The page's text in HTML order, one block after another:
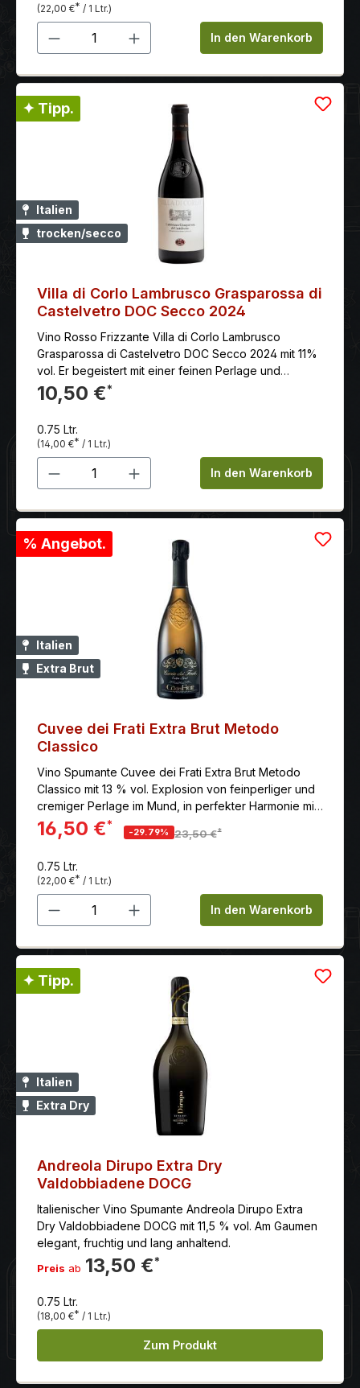
(22,00 €* / 1 Ltr.)
Produkt Anzahl: Gib denIn den Warenkorb
✦ Tipp.
Italien
trocken/secco
Villa di Corlo Lambrusco Grasparossa di
Castelvetro DOC Secco 2024
Vino Rosso Frizzante Villa di Corlo Lambrusco
Grasparossa di Castelvetro DOC Secco 2024 mit 11%
vol. Er begeistert mit einer feinen Perlage und
geschmeidigen Fruchtnoten, die an Sauerkirschen
und Kräuter erinnern. Herrlich fruchtig und frisch
10,50 €*
0.75 Ltr.
(14,00 €* / 1 Ltr.)
Produkt Anzahl: Gib denIn den Warenkorb
% Angebot.
Italien
Extra Brut
Cuvee dei Frati Extra Brut Metodo
Classico
Vino Spumante Cuvee dei Frati Extra Brut Metodo
Classico mit 13 % vol. Explosion von feinperliger und
cremiger Perlage im Mund, in perfekter Harmonie mit
der Frucht und Säure.
16,50 €*
-29.79% 23,50 €*
0.75 Ltr.
(22,00 €* / 1 Ltr.)
Produkt Anzahl: Gib denIn den Warenkorb
✦ Tipp.
Italien
Extra Dry
Andreola Dirupo Extra Dry
Valdobbiadene DOCG
Italienischer Vino Spumante Andreola Dirupo Extra
Dry Valdobbiadene DOCG mit 11,5 % vol. Am Gaumen
elegant, fruchtig und lang anhaltend.
Preis ab 13,50 €*
0.75 Ltr.
(18,00 €* / 1 Ltr.)
Zum Produkt